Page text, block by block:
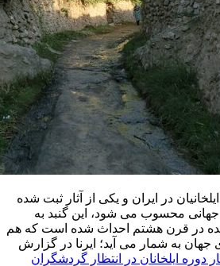
در ایران و یکی از آثار ثبت شده
محسوب می شود، این گنبد به
در قرن هشتم احداث شده است که هم
جهان به شمار می آید؛ ایرنا در گزارش
دوره ایلخانان در انتظار گردشگران